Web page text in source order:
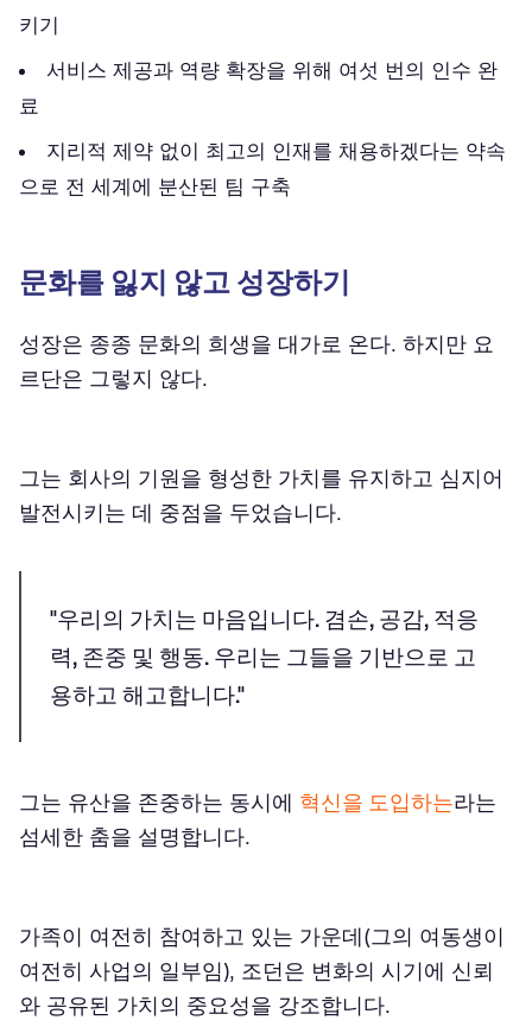
키기
서비스 제공과 역량 확장을 위해 여섯 번의 인수 완
료
지리적 제약 없이 최고의 인재를 채용하겠다는 약속
으로 전 세계에 분산된 팀 구축
문화를 잃지 않고 성장하기
성장은 종종 문화의 희생을 대가로 온다. 하지만 요
르단은 그렇지 않다.
그는 회사의 기원을 형성한 가치를 유지하고 심지어
발전시키는 데 중점을 두었습니다.
"우리의 가치는 마음입니다. 겸손, 공감, 적응
력, 존중 및 행동. 우리는 그들을 기반으로 고
용하고 해고합니다."
그는 유산을 존중하는 동시에 혁신을 도입하는라는
섬세한 춤을 설명합니다.
가족이 여전히 참여하고 있는 가운데(그의 여동생이
여전히 사업의 일부임), 조던은 변화의 시기에 신뢰
와 공유된 가치의 중요성을 강조합니다.